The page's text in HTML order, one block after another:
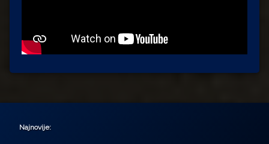
Najnovije: